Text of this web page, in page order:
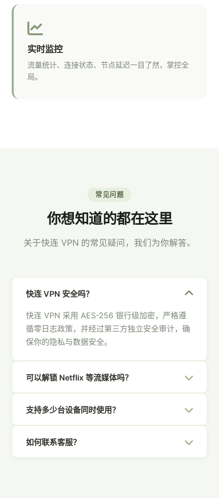
实时监控
流量统计、连接状态、节点延迟一目了然，掌控全
局。
常见问题
你想知道的都在这里
关于快连 VPN 的常见疑问，我们为你解答。
快连 VPN 安全吗？
快连 VPN 采用 AES-256 银行级加密，严格遵
循零日志政策，并经过第三方独立安全审计，确
保你的隐私与数据安全。
可以解锁 Netflix 等流媒体吗？
支持 Netflix、Hulu、Disney+、YouTube 等主
流平台，畅享全球内容。
支持多少台设备同时使用？
盖你的所有设备，全家共享安全网络。
如何联系客服？